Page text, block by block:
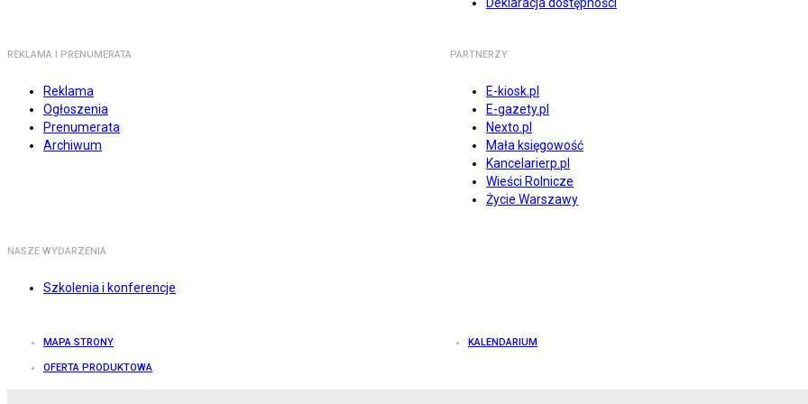
REKLAMA I PRENUMERATA
Reklama
Ogłoszenia
Prenumerata
Archiwum
PARTNERZY
E-kiosk.pl
E-gazety.pl
Nexto.pl
Mała księgowość
Kancelarierp.pl
Wieści Rolnicze
Życie Warszawy
NASZE WYDARZENIA
Szkolenia i konferencje
MAPA STRONY KALENDARIUM
OFERTA PRODUKTOWA